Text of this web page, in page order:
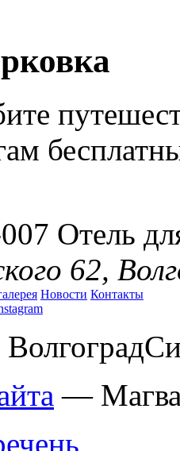
Отель
62,
Новости Контакты
—